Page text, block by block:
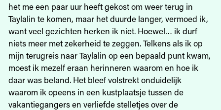
het me een paar uur heeft gekost om weer terug in
Taylalin te komen, maar het duurde langer, vermoed ik,
want veel gezichten herken ik niet. Hoewel… ik durf
niets meer met zekerheid te zeggen. Telkens als ik op
mijn terugreis naar Taylalin op een bepaald punt kwam,
moest ik mezelf eraan herinneren waarom en hoe ik
daar was beland. Het bleef volstrekt onduidelijk
waarom ik opeens in een kustplaatsje tussen de
vakantiegangers en verliefde stelletjes over de